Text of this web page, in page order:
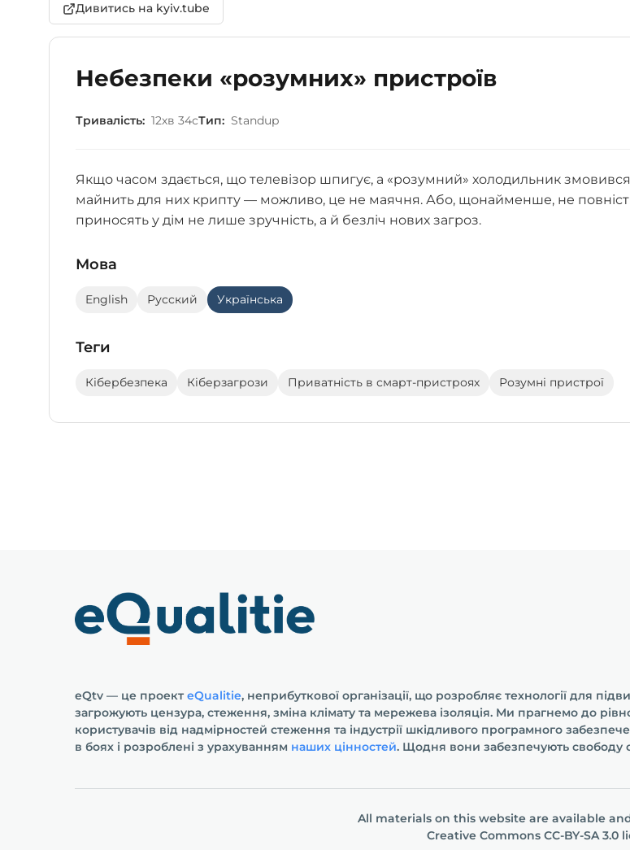
Дивитись на kyiv.tube
Небезпеки «розумних» пристроїв
Тривалість: 12хв 34сТип: Standup
Якщо часом здається, що телевізор шпигує, а «розумний» холодильник
майнить для них крипту — можливо, це не маячня. Або, щонайменше, не
приносять у дім не лише зручність, а й безліч нових загроз.
Мова
English Русский Українська
Теги
Кібербезпека Кіберзагрози Приватність в смарт-пристроях Розумні пристрої
eQtv — це проект eQualitie, неприбуткової організації, що розробляє технології для
загрожують цензура, стеження, зміна клімату та мережева ізоляція. Ми прагнемо до
користувачів від надмірностей стеження та індустрії шкідливого програмного
в боях і розроблені з урахуванням наших цінностей. Щодня вони забезпечують свободу
All materials on this website are available
Creative Commons СС-BY-SA 3.0